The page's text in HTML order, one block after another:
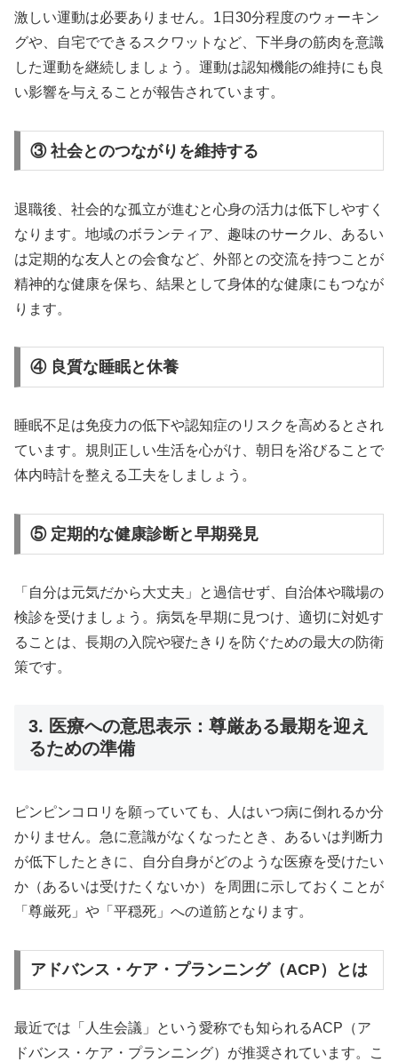
激しい運動は必要ありません。1日30分程度のウォーキン
グや、自宅でできるスクワットなど、下半身の筋肉を意識
した運動を継続しましょう。運動は認知機能の維持にも良
い影響を与えることが報告されています。
③ 社会とのつながりを維持する
退職後、社会的な孤立が進むと心身の活力は低下しやすく
なります。地域のボランティア、趣味のサークル、あるい
は定期的な友人との会食など、外部との交流を持つことが
精神的な健康を保ち、結果として身体的な健康にもつなが
ります。
④ 良質な睡眠と休養
睡眠不足は免疫力の低下や認知症のリスクを高めるとされ
ています。規則正しい生活を心がけ、朝日を浴びることで
体内時計を整える工夫をしましょう。
⑤ 定期的な健康診断と早期発見
「自分は元気だから大丈夫」と過信せず、自治体や職場の
検診を受けましょう。病気を早期に見つけ、適切に対処す
ることは、長期の入院や寝たきりを防ぐための最大の防衛
策です。
3. 医療への意思表示：尊厳ある最期を迎え
るための準備
ピンピンコロリを願っていても、人はいつ病に倒れるか分
かりません。急に意識がなくなったとき、あるいは判断力
が低下したときに、自分自身がどのような医療を受けたい
か（あるいは受けたくないか）を周囲に示しておくことが
「尊厳死」や「平穏死」への道筋となります。
アドバンス・ケア・プランニング（ACP）とは
最近では「人生会議」という愛称でも知られるACP（ア
ドバンス・ケア・プランニング）が推奨されています。こ